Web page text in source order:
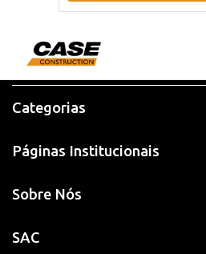
Categorias
Páginas Institucionais
Sobre Nós
SAC